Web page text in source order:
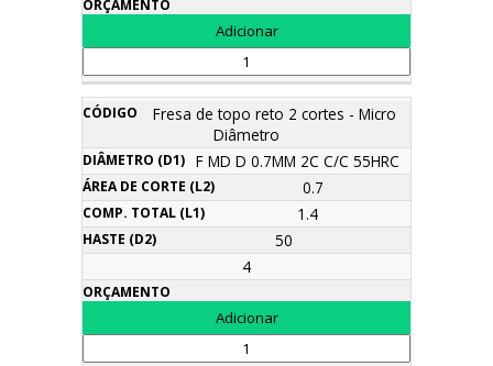
Fresa de topo reto 2 cortes - Micro
Diâmetro
F MD D 0.7MM 2C C/C 55HRC
0.7
1.4
50
4